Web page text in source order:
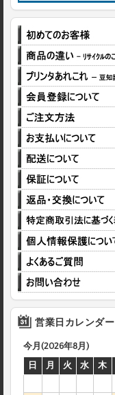
営業日カレンダー
今月(2026年8月)
日
月 火 水 木